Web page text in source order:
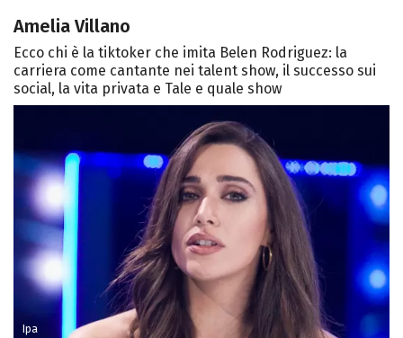
Amelia Villano
Ecco chi è la tiktoker che imita Belen Rodriguez: la
carriera come cantante nei talent show, il successo sui
social, la vita privata e Tale e quale show
Ipa